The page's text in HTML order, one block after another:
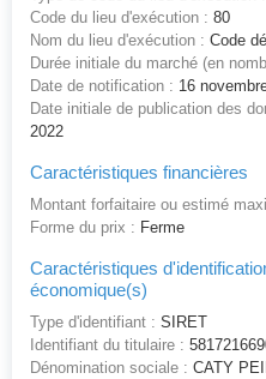
Code du lieu d'exécution : 80
Nom du lieu d'exécution : Code
Durée initiale du marché (en
Date de notification : 16
Date initiale de publication des
2022
Caractéristiques financières
Montant forfaitaire ou estimé
Forme du prix : Ferme
Caractéristiques
économique(s)
Type d'identifiant : SIRET
Identifiant du titulaire :
Dénomination sociale : CATY